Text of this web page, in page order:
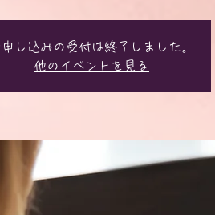
申し込みの受付は終了しました。
他のイベントを見る